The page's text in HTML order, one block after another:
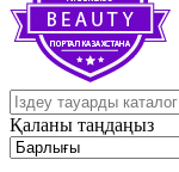
Қаланы таңдаңыз